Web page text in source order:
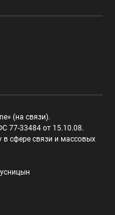
(на связи).
77-33484 от 15.10.08.
сфере связи и массовых